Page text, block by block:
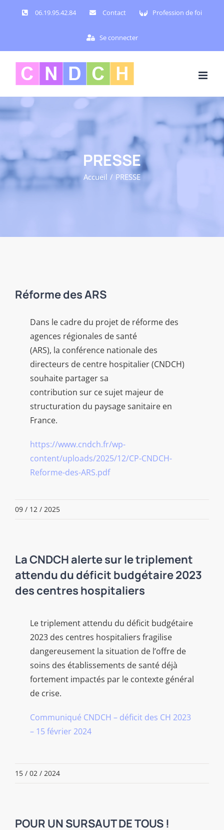
06.19.95.42.84 Contact Profession de foi
Se connecter
PRESSE
Accueil PRESSE
Réforme des ARS
Dans le cadre du projet de réforme des
agences régionales de santé
(ARS), la conférence nationale des
directeurs de centre hospitalier (CNDCH)
souhaite partager sa
contribution sur ce sujet majeur de
structuration du paysage sanitaire en
France.
https://www.cndch.fr/wp-
content/uploads/2025/12/CP-CNDCH-
Reforme-des-ARS.pdf
09 / 12 / 2025
La CNDCH alerte sur le triplement
attendu du déficit budgétaire 2023
des centres hospitaliers
Le triplement attendu du déficit budgétaire
2023 des centres hospitaliers fragilise
dangereusement la situation de l’offre de
soins des établissements de santé déjà
fortement impactés par le contexte général
de crise.
Communiqué CNDCH – déficit des CH 2023
– 15 février 2024
15 / 02 / 2024
POUR UN SURSAUT DE TOUS !